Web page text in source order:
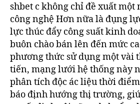
shbet c không chỉ đề xuất một
công nghệ Hơn nữa là đụng
lực thúc đẩy công suất kinh
buôn chào bán lên đến mức
phương thức sử dụng một vài
tiến, mạng lưới hệ thống này
phân tích độc ác liệu thời
báo định hướng thị trường,